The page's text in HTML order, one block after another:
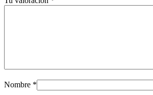
Nombre *